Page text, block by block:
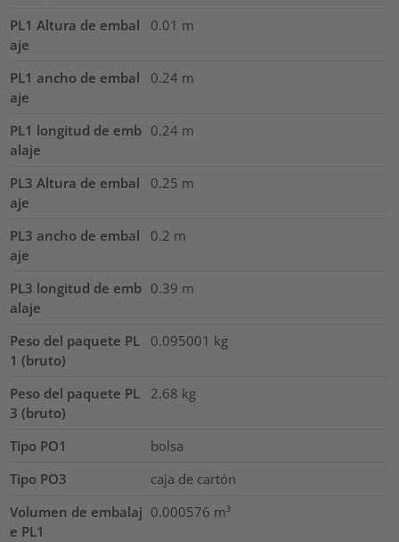
PL1 Altura de embal
aje
0.01 m
PL1 ancho de embal
aje
0.24 m
PL1 longitud de emb
alaje
0.24 m
PL3 Altura de embal
aje
0.25 m
PL3 ancho de embal
aje
0.2 m
PL3 longitud de emb
alaje
0.39 m
Peso del paquete PL
1 (bruto)
0.095001 kg
Peso del paquete PL
3 (bruto)
2.68 kg
Tipo PO1
bolsa
Tipo PO3
caja de cartón
Volumen de embalaj
e PL1
0.000576 m³